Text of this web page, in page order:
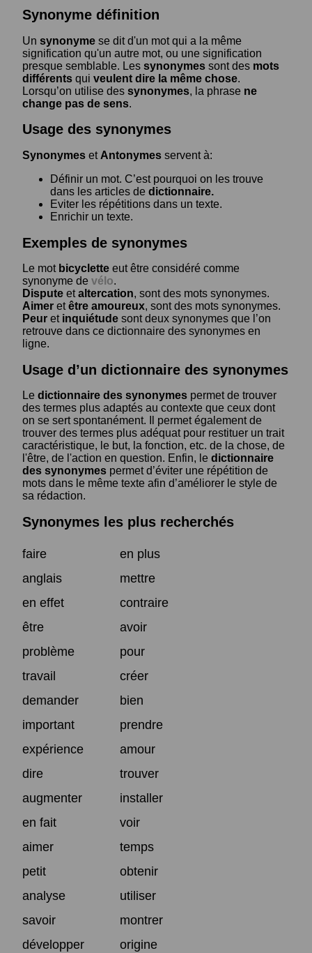
Synonyme définition
Un synonyme se dit d'un mot qui a la même
signification qu'un autre mot, ou une signification
presque semblable. Les synonymes sont des mots
différents qui veulent dire la même chose.
Lorsqu’on utilise des synonymes, la phrase ne
change pas de sens.
Usage des synonymes
Synonymes et Antonymes servent à:
Définir un mot. C’est pourquoi on les trouve
dans les articles de dictionnaire.
Eviter les répétitions dans un texte.
Enrichir un texte.
Exemples de synonymes
Le mot bicyclette eut être considéré comme
synonyme de vélo.
Dispute etaltercation, sont des mots synonymes.
Aimer etêtre amoureux, sont des mots synonymes.
Peur et inquiétude sont deux synonymes que l’on
retrouve dans ce dictionnaire des synonymes en
ligne.
Usage d’un dictionnaire des synonymes
Le dictionnaire des synonymes permet de trouver
des termes plus adaptés au contexte que ceux dont
on se sert spontanément. Il permet également de
trouver des termes plus adéquat pour restituer un trait
caractéristique, le but, la fonction, etc. de la chose, de
l'être, de l'action en question. Enfin, le dictionnaire
des synonymes permet d’éviter une répétition de
mots dans le même texte afin d’améliorer le style de
sa rédaction.
Synonymes les plus recherchés
faire
en plus
anglais
mettre
en effet
contraire
être
avoir
problème
pour
travail
créer
demander
bien
important
prendre
expérience
amour
dire
trouver
augmenter
installer
en fait
voir
aimer
temps
petit
obtenir
analyse
utiliser
savoir
montrer
développer
origine